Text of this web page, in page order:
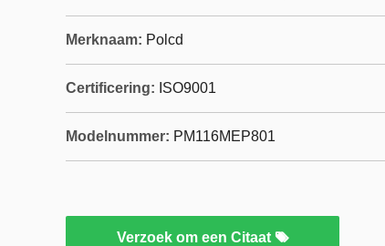
Merknaam: Polcd
Certificering: ISO9001
Modelnummer: PM116MEP801
Verzoek om een Citaat